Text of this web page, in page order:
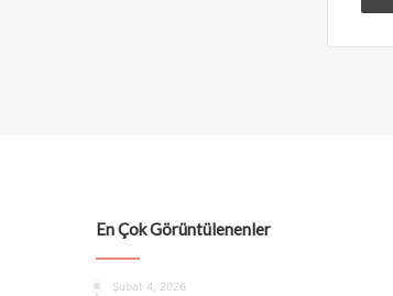
En Çok Görüntülenenler
Şubat 4, 2026